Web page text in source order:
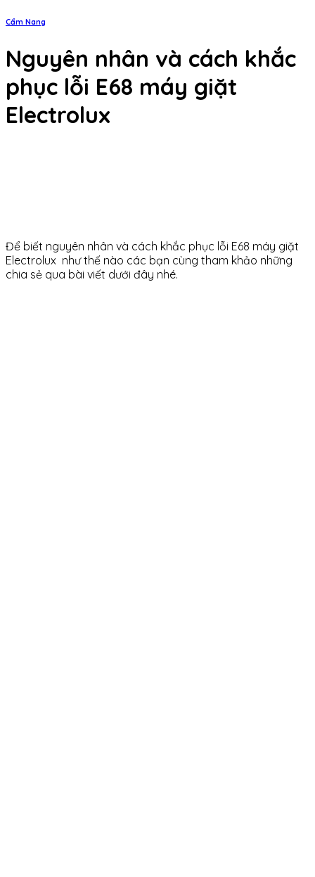
Cẩm Nang
Nguyên nhân và cách khắc
phục lỗi E68 máy giặt
Electrolux
Để biết nguyên nhân và cách khắc phục lỗi E68 máy giặt
Electrolux như thế nào các bạn cùng tham khảo những
chia sẻ qua bài viết dưới đây nhé.